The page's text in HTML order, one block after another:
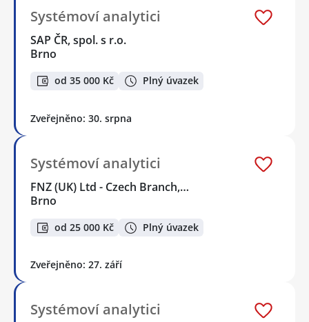
Systémoví analytici
SAP ČR, spol. s r.o.
Brno
od 35 000 Kč Plný úvazek
Zveřejněno: 30. srpna
Systémoví analytici
FNZ (UK) Ltd - Czech Branch,…
Brno
od 25 000 Kč Plný úvazek
Zveřejněno: 27. září
Systémoví analytici